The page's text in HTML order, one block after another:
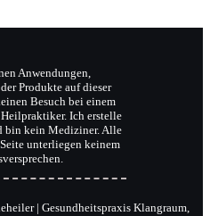
Anwendungen,
Produkte auf dieser
Besuch bei einem
Ich erstelle
bin kein Mediziner. Alle
unterliegen keinem
| Gesundheitspraxis Klangraum,